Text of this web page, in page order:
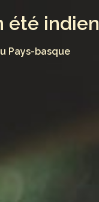
été indien
Pays-basque